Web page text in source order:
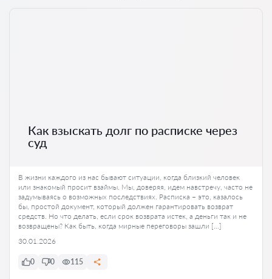
Как взыскать долг по расписке через
суд
В жизни каждого из нас бывают ситуации, когда близкий человек
или знакомый просит взаймы. Мы, доверяя, идем навстречу, часто не
задумываясь о возможных последствиях. Расписка – это, казалось
бы, простой документ, который должен гарантировать возврат
средств. Но что делать, если срок возврата истек, а деньги так и не
возвращены? Как быть, когда мирные переговоры зашли […]
30.01.2026
0 0 115